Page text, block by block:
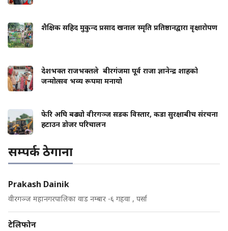
शैक्षिक सहिद मुकुन्द प्रसाद खनाल स्मृति प्रतिष्ठानद्वारा वृक्षारोपण
देशभक्त राजभक्तले बीरगंजमा पूर्व राजा ज्ञानेन्द्र शाहको
जन्मोत्सव भव्य रूपमा मनायो
फेरि अघि बढ्यो वीरगञ्ज सडक विस्तार, कडा सुरक्षाबीच संरचना
हटाउन डोजर परिचालन
सम्पर्क ठेगाना
Prakash Dainik
वीरगञ्ज महानगरपालिका वाड नम्बार -६ गहवा , पर्सा
टेलिफोन